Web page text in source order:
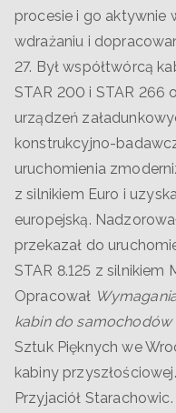
procesie i go aktywnie
wdrażaniu i
27. Był współtwórcą
STAR 200 i STAR 266
urządzeń
konstrukcyjno-
uruchomienia
z silnikiem Euro i
europejską.
przekazał do
STAR 8.125 z silnikiem
Opracował
kabin do samochodów
Sztuk Pięknych we
kabiny
Przyjaciół Starachowic.